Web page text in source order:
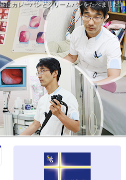
にカレーパンとクリームパンをたべました。